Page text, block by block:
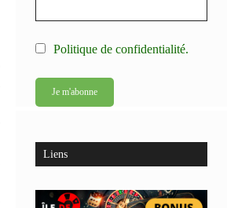
Politique de confidentialité.
Liens